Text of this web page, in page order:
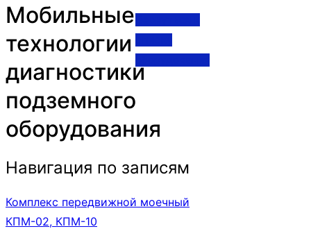
Мобильные
технологии
диагностики
подземного
оборудования
Навигация по записям
Комплекс передвижной моечный
КПМ-02, КПМ-10